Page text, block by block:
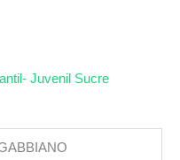
Juvenil Sucre